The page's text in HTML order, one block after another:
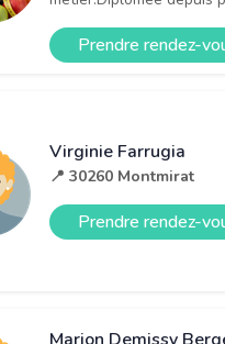
Prendre rendez-
Virginie Farrugia
📍 30260 Montmirat
Prendre rendez-